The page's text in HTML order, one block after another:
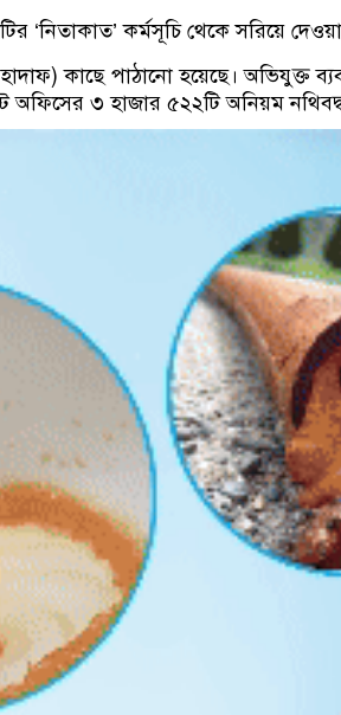
‘নিতাকাত’ কর্মসূচি থেকে সরিয়ে
কাছে পাঠানো হয়েছে। অভিযুক্ত
অফিসের ৩ হাজার ৫২২টি অনিয়ম